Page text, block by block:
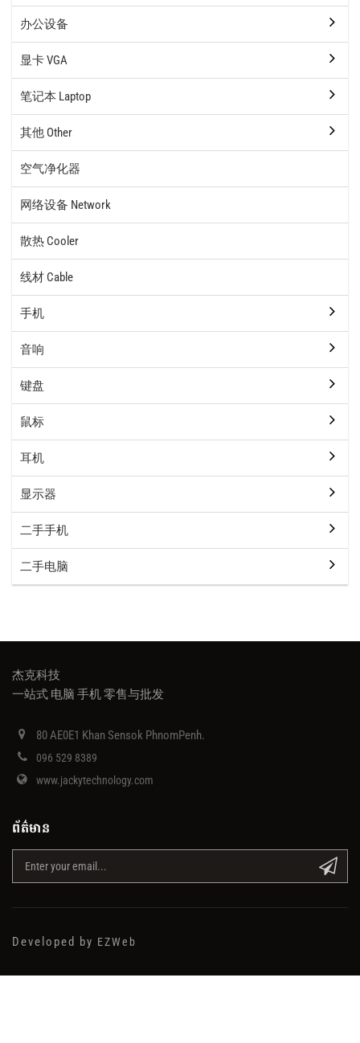
办公设备
显卡 VGA
笔记本 Laptop
其他 Other
空气净化器
网络设备 Network
散热 Cooler
线材 Cable
手机
音响
键盘
鼠标
耳机
显示器
二手手机
二手电脑
杰克科技
一站式 电脑 手机 零售与批发
80 AE0E1 Khan Sensok PhnomPenh.
096 529 8389
www.jackytechnology.com
ព័ត៌មាន
Developed by EZWeb